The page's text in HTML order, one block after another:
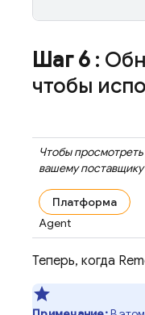
Шаг 6 :
чтобы
Чтобы
вашему поставщику
Платформа
Agent
Теперь, когда